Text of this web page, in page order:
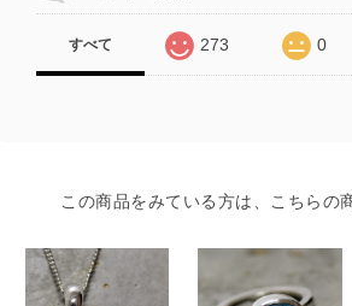
すべて 273 0
この商品をみている方は、こちらの